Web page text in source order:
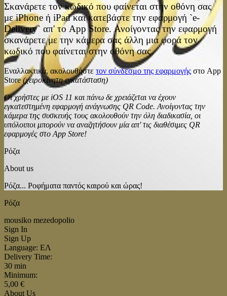
Σκανάρετε τον κωδικό που φαίνεται στην οθόνη σας
με iPhone ή iPad και κατεβάστε την εφαρμογή `e-
Delivery` απ' το App Store. Ανοίγοντας την εφαρμογή
σκανάρετε με την κάμερα σας άλλη μια φορά τον
κωδικό που φαίνεται στην οθόνη σας.
Εναλλακτικά, ακολουθήστε τον σύνδεσμο της εφαρμογής στο App
Store(χειροκίνητη εγκατάσταση)
Οι χρήστες με iOS 11 και πάνω δε χρειάζεται να έχουν
εγκατεστημένη εφαρμογή ανάγνωσης QR Code. Ανοίγοντας την
κάμερα της συσκευής τους ακολουθούν την όλη διαδικασία, οι
υπόλοιποι μπορούν να αναζητήσουν μία απ' τις διαθέσιμες QR
εφαρμογές στο App Store!
Ρόζα
About us
Ρόζα... Ροφήματα παντός καιρού και ώρας!
Ρόζα
mousiko mezedopolio
Sign In
Sign Up
Language: ΕΛ
Delivery Time:
30 min
Minimum:
5,00 €
About Us